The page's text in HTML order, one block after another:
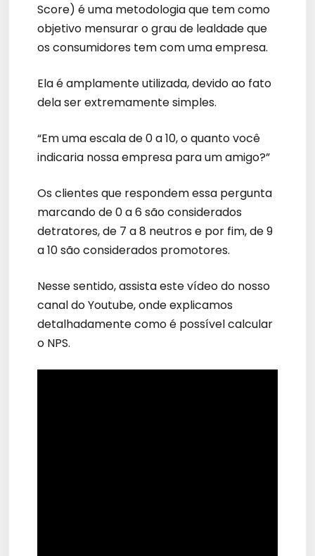
Score) é uma metodologia que tem como
objetivo mensurar o grau de lealdade que
os consumidores tem com uma empresa.
Ela é amplamente utilizada, devido ao fato
dela ser extremamente simples.
“Em uma escala de 0 a 10, o quanto você
indicaria nossa empresa para um amigo?”
Os clientes que respondem essa pergunta
marcando de 0 a 6 são considerados
detratores, de 7 a 8 neutros e por fim, de 9
a 10 são considerados promotores.
Nesse sentido, assista este vídeo do nosso
canal do Youtube, onde explicamos
detalhadamente como é possível calcular
o NPS.